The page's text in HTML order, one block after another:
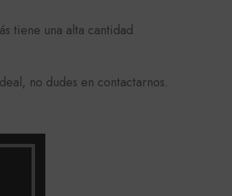
tiene una alta cantidad
no dudes en contactarnos.